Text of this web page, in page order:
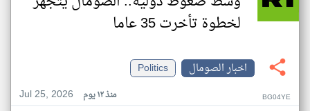
لخطوة تأخرت 35 عاما
اخبار الصومال
Politics
Jul 25, 2026
منذ ١٢ يوم BG04YE